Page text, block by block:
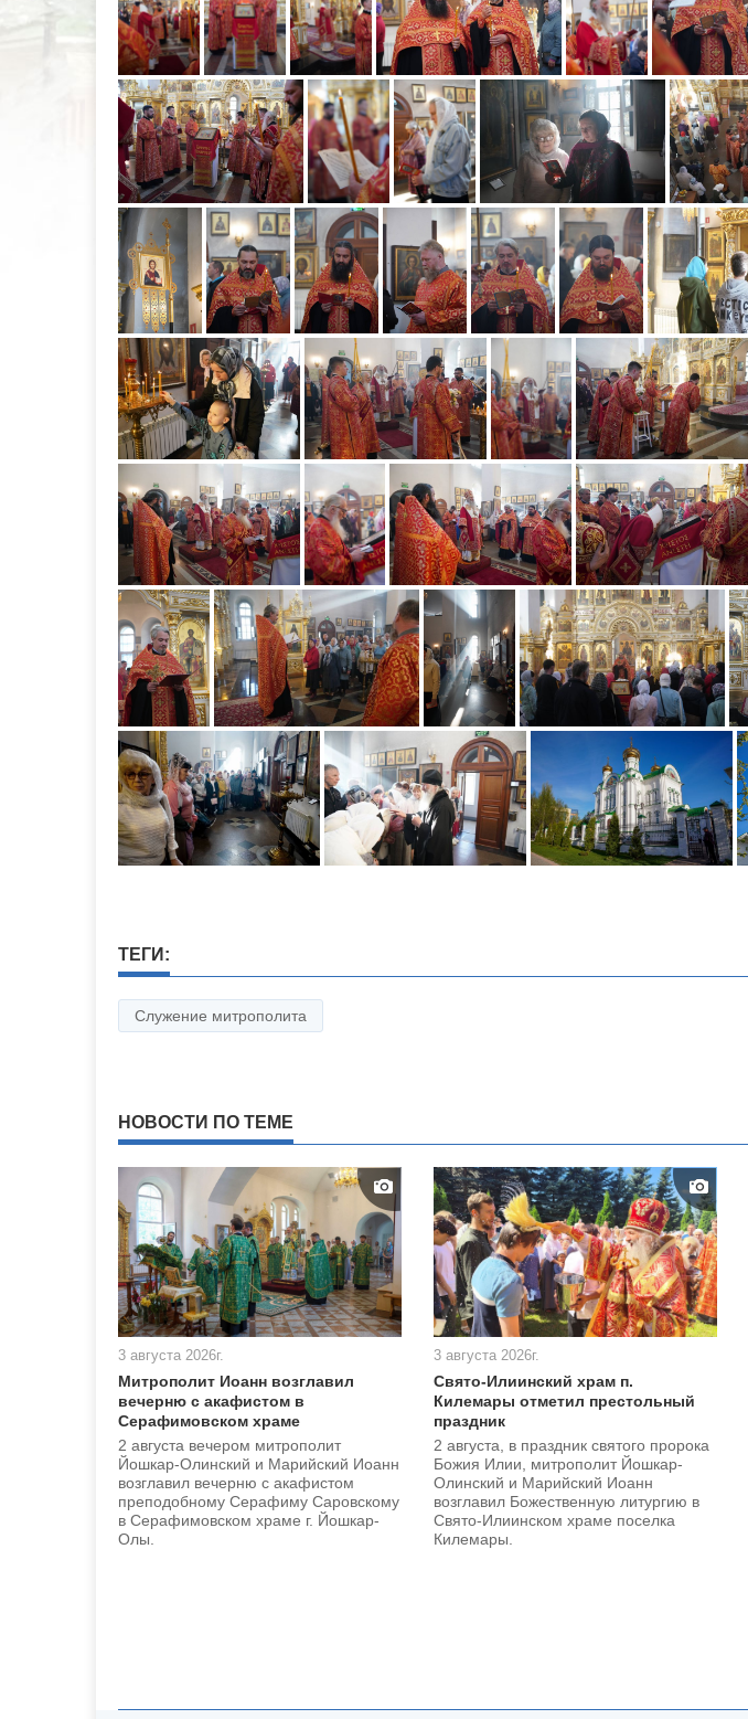
ТЕГИ:
Служение митрополита
НОВОСТИ ПО ТЕМЕ
3 августа 2026г.
Митрополит Иоанн возглавил
вечерню с акафистом в
Серафимовском храме
2 августа вечером митрополит
Йошкар-Олинский и Марийский Иоанн
возглавил вечерню с акафистом
преподобному Серафиму Саровскому
в Серафимовском храме г. Йошкар-
Олы.
3 августа 2026г.
Свято-Илиинский храм п.
Килемары отметил престольный
праздник
2 августа, в праздник святого пророка
Божия Илии, митрополит Йошкар-
Олинский и Марийский Иоанн
возглавил Божественную литургию в
Свято-Илиинском храме поселка
Килемары.